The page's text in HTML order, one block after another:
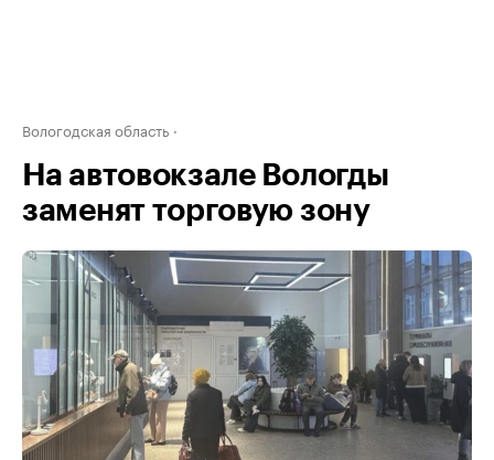
Вологодская область
На автовокзале Вологды
заменят торговую зону